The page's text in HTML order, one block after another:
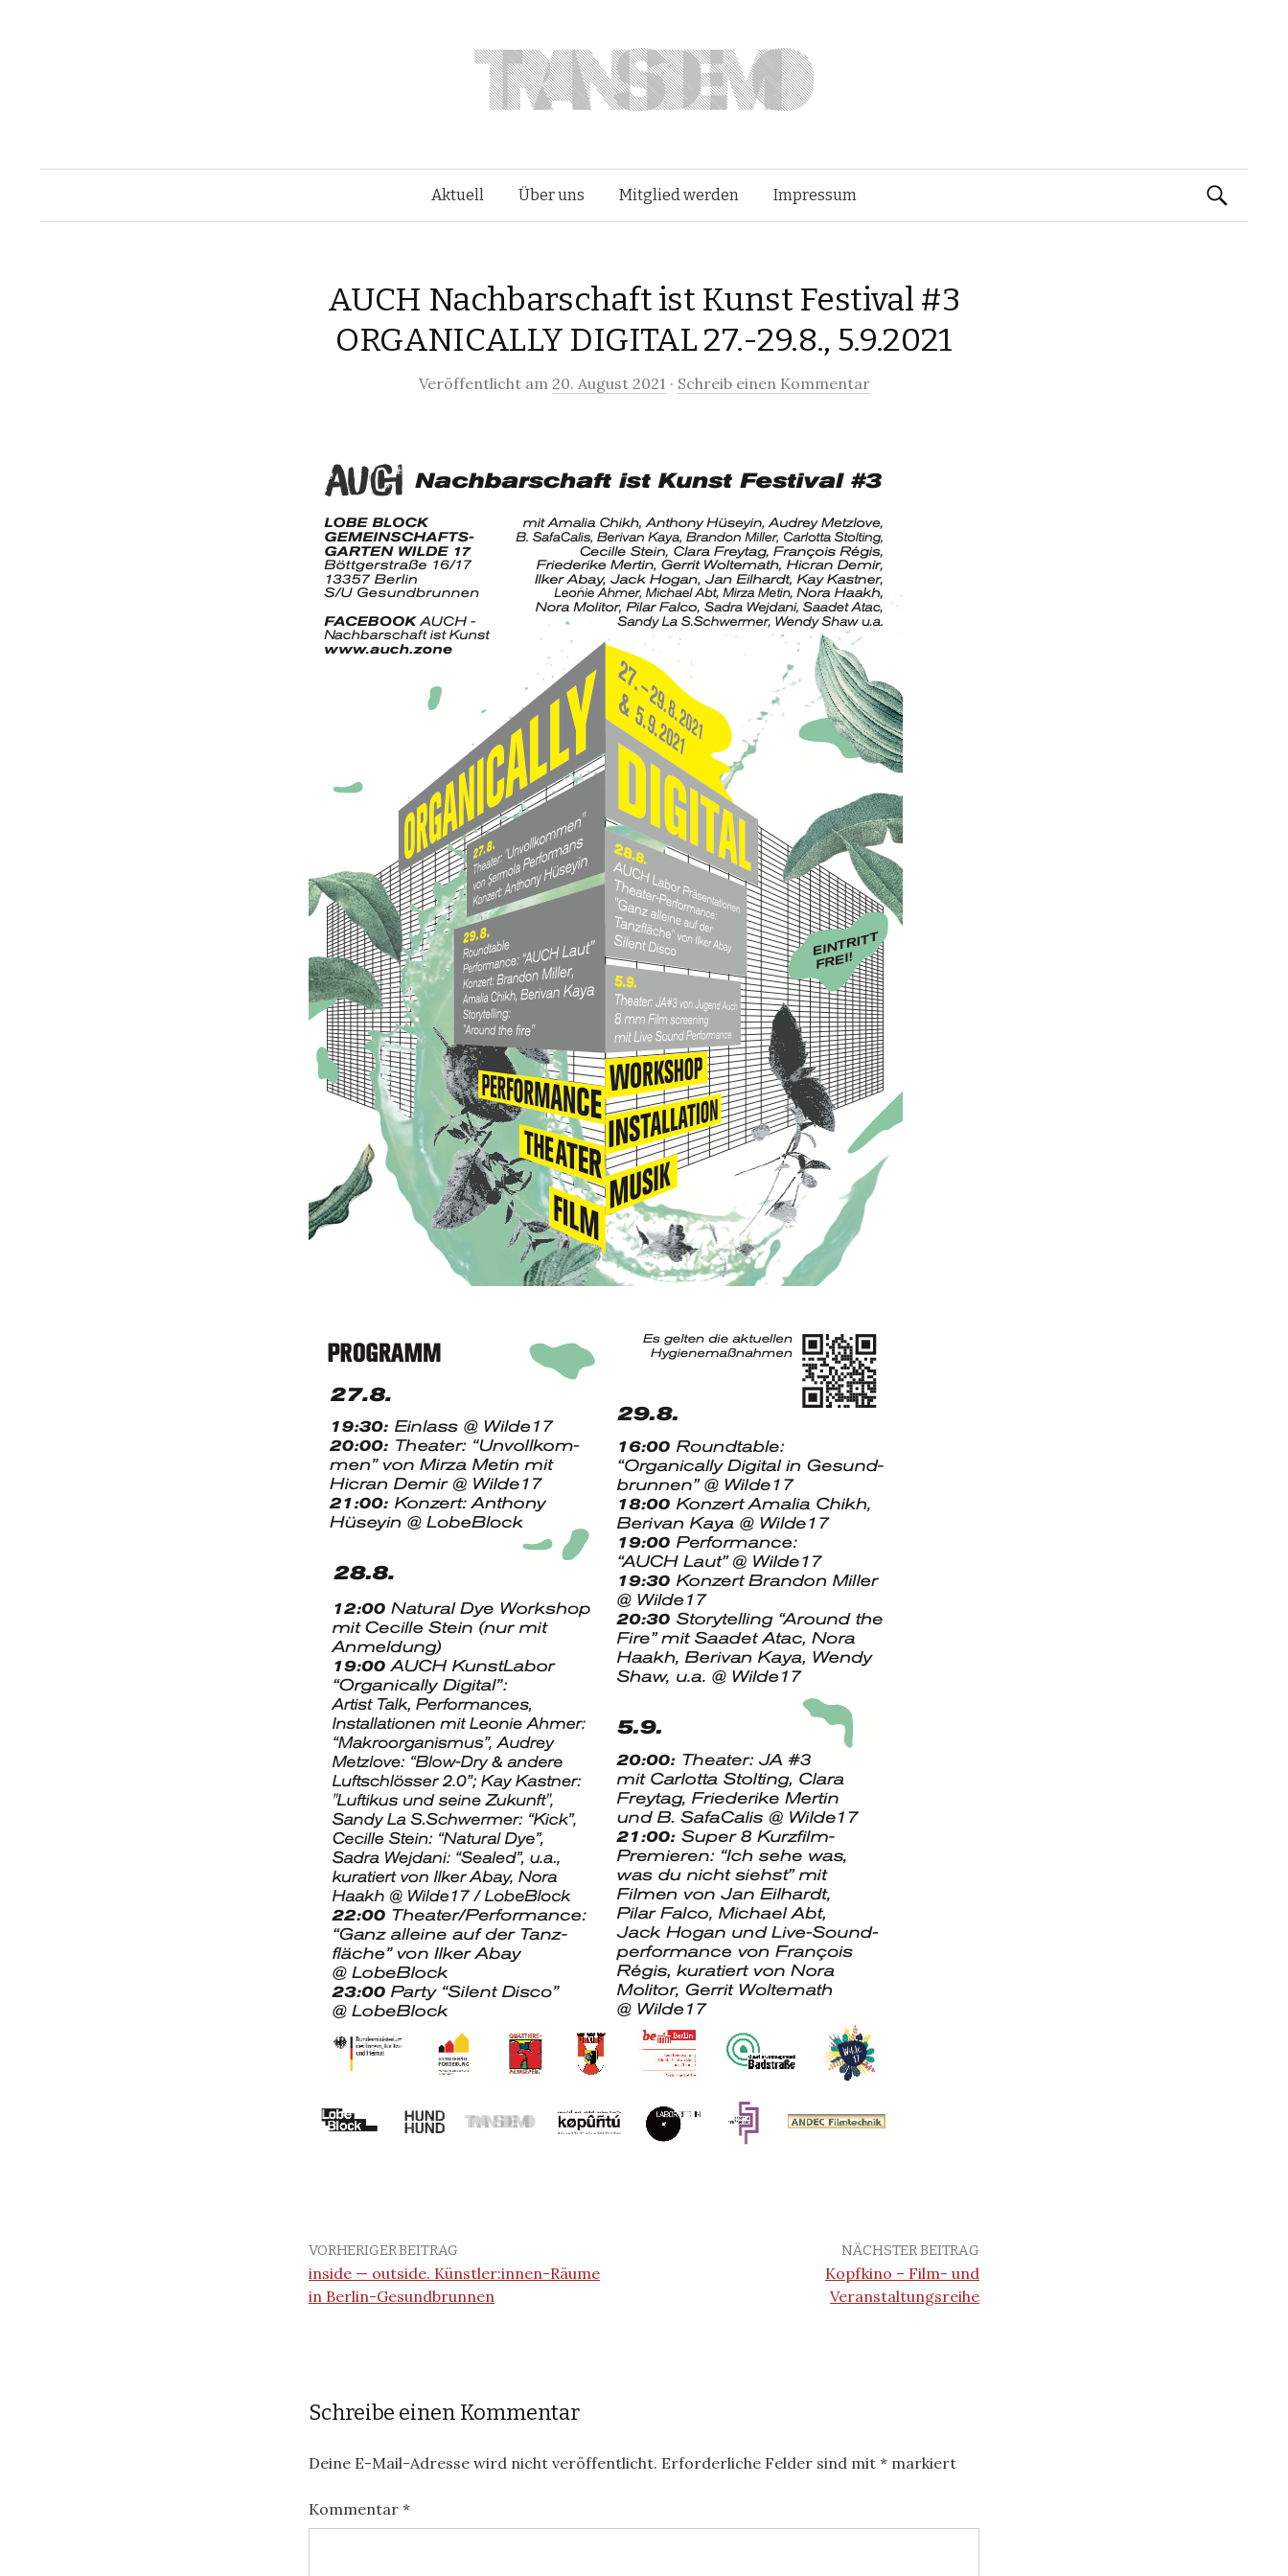
Springe
Inhalt
Aktuell Über uns Mitglied werden Impressum Suchen
AUCH Nachbarschaft ist Kunst Festival #3
ORGANICALLY DIGITAL 27.-29.8., 5.9.2021
Veröffentlicht am 20. August 2021 · Schreib einen Kommentar
VORHERIGER BEITRAG
inside — outside. Künstler:innen-Räume
in Berlin-Gesundbrunnen
NÄCHSTER BEITRAG
Kopfkino – Film- und
Veranstaltungsreihe
Schreibe einen Kommentar
Deine E-Mail-Adresse wird nicht veröffentlicht. Erforderliche Felder sind mit * markiert
Kommentar *